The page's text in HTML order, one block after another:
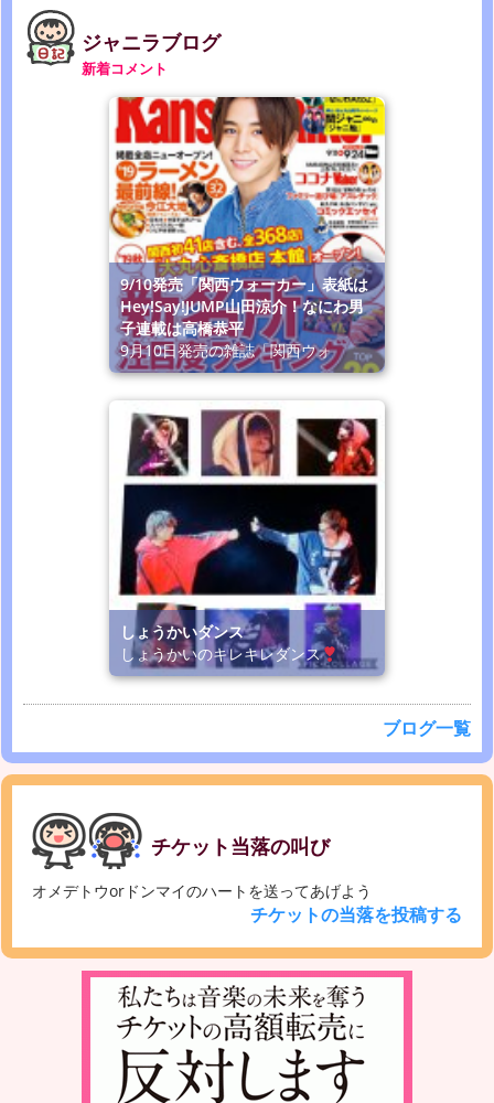
ジャニラブログ
新着コメント
9/10発売「関西ウォーカー」表紙は
Hey!Say!JUMP山田涼介！なにわ男
子連載は高橋恭平
9月10日発売の雑誌「関西ウォ
しょうかいダンス
しょうかいのキレキレダンス
ブログ一覧
チケット当落の叫び
オメデトウorドンマイのハートを送ってあげよう
チケットの当落を投稿する